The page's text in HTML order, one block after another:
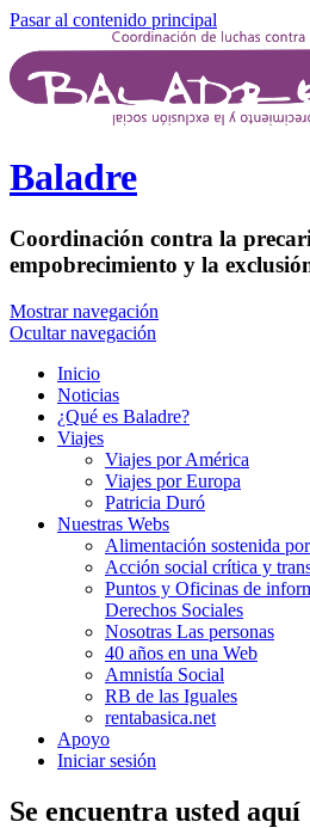
Pasar al contenido principal
Baladre
Coordinación contra la
empobrecimiento y la
Mostrar navegación
Ocultar navegación
Inicio
Noticias
¿Qué es Baladre?
Viajes
Viajes por América
Viajes por Europa
Patricia Duró
Nuestras Webs
Alimentación sostenida
Acción social crítica y
Puntos y Oficinas de
Derechos Sociales
Nosotras Las personas
40 años en una Web
Amnistía Social
RB de las Iguales
rentabasica.net
Apoyo
Iniciar sesión
Se encuentra usted aquí